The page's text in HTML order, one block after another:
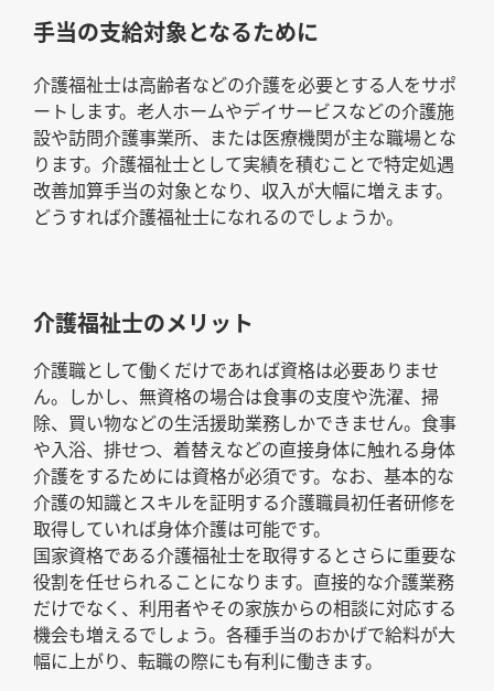
手当の支給対象となるために
介護福祉士は高齢者などの介護を必要とする人をサポ
ートします。老人ホームやデイサービスなどの介護施
設や訪問介護事業所、または医療機関が主な職場とな
ります。介護福祉士として実績を積むことで特定処遇
改善加算手当の対象となり、収入が大幅に増えます。
どうすれば介護福祉士になれるのでしょうか。
介護福祉士のメリット
介護職として働くだけであれば資格は必要ありませ
ん。しかし、無資格の場合は食事の支度や洗濯、掃
除、買い物などの生活援助業務しかできません。食事
や入浴、排せつ、着替えなどの直接身体に触れる身体
介護をするためには資格が必須です。なお、基本的な
介護の知識とスキルを証明する介護職員初任者研修を
取得していれば身体介護は可能です。
国家資格である介護福祉士を取得するとさらに重要な
役割を任せられることになります。直接的な介護業務
だけでなく、利用者やその家族からの相談に対応する
機会も増えるでしょう。各種手当のおかげで給料が大
幅に上がり、転職の際にも有利に働きます。